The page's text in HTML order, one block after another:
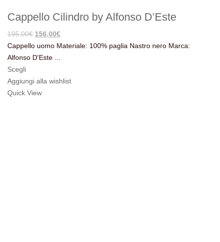
Cappello Cilindro by Alfonso D’Este
195,00€ Il
prezzo
originale
195,00€.
156,00€Il
prezzo
156,00€.
Cappello uomo Materiale: 100% paglia Nastro nero Marca:
Alfonso D'Este ...
Scegli
Aggiungi alla wishlist
Quick View